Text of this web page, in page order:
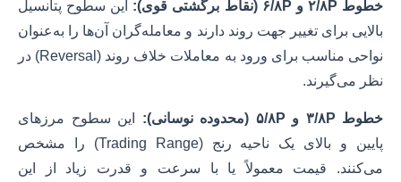
خطوط ۲/۸P و ۶/۸P (نقاط برگشتی قوی):
این سطوح پتانسیل
بالایی برای تغییر جهت روند دارند و معامله‌گران آن‌ها را به‌عنوان
نواحی مناسب برای ورود به معاملات خلاف روند (Reversal) در
نظر می‌گیرند.
خطوط ۳/۸P و ۵/۸P (محدوده نوسانی):
این سطوح مرزهای
پایین و بالای یک ناحیه رنج (Trading Range) را مشخص
می‌کنند. قیمت معمولاً یا با سرعت و قدرت زیاد از این